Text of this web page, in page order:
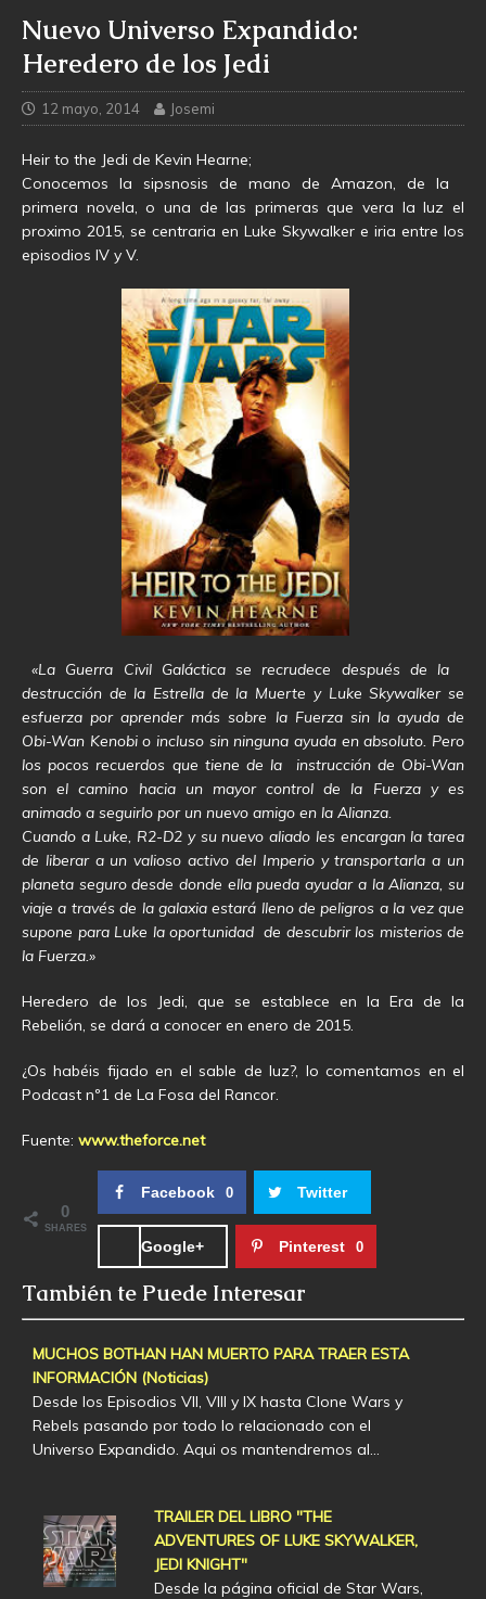
Nuevo Universo Expandido:
Heredero de los Jedi
12 mayo, 2014 Josemi
Heir to the Jedi de Kevin Hearne;
Conocemos la sipsnosis de mano de Amazon, de la
primera novela, o una de las primeras que vera la luz el
proximo 2015, se centraria en Luke Skywalker e iria entre los
episodios IV y V.
«La Guerra Civil Galáctica se recrudece después de la
destrucción de la Estrella de la Muerte y Luke Skywalker se
esfuerza por aprender más sobre la Fuerza sin la ayuda de
Obi-Wan Kenobi o incluso sin ninguna ayuda en absoluto. Pero
los pocos recuerdos que tiene de la instrucción de Obi-Wan
son el camino hacia un mayor control de la Fuerza y es
animado a seguirlo por un nuevo amigo en la Alianza.
Cuando a Luke, R2-D2 y su nuevo aliado les encargan la tarea
de liberar a un valioso activo del Imperio y transportarla a un
planeta seguro desde donde ella pueda ayudar a la Alianza, su
viaje a través de la galaxia estará lleno de peligros a la vez que
supone para Luke la oportunidad de descubrir los misterios de
la Fuerza.»
Heredero de los Jedi, que se establece en la Era de la
Rebelión, se dará a conocer en enero de 2015.
¿Os habéis fijado en el sable de luz?, lo comentamos en el
Podcast nº1 de La Fosa del Rancor.
Fuente: www.theforce.net
0
SHARES
Facebook 0 Twitter
Google+ Pinterest 0
También te Puede Interesar
MUCHOS BOTHAN HAN MUERTO PARA TRAER ESTA
INFORMACIÓN (Noticias)
Desde los Episodios VII, VIII y IX hasta Clone Wars y
Rebels pasando por todo lo relacionado con el
Universo Expandido. Aqui os mantendremos al…
TRAILER DEL LIBRO "THE
ADVENTURES OF LUKE SKYWALKER,
JEDI KNIGHT"
Desde la página oficial de Star Wars,